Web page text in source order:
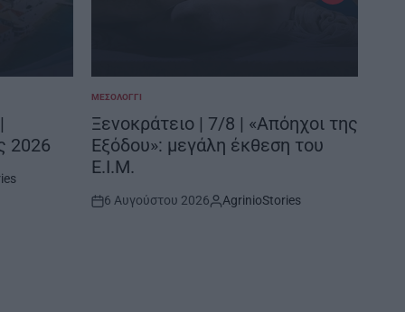
2026
POSTED
IN
ΜΕΣΟΛΌΓΓΙ
Ξενοκράτειο | 7/8 | «Απόηχοι της
Εξόδου»: μεγάλη έκθεση του
Ε.Ι.Μ.
Post
6 Αυγούστου 2026
By:
AgrinioStories